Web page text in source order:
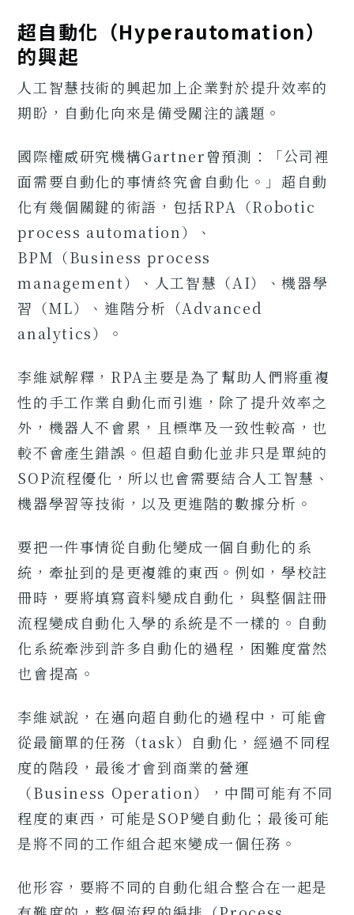
超自動化（Hyperautomation）
的興起
人工智慧技術的興起加上企業對於提升效率的
期盼，自動化向來是備受關注的議題。
國際權威研究機構Gartner曾預測：「公司裡
面需要自動化的事情終究會自動化。」超自動
化有幾個關鍵的術語，包括RPA（Robotic
process automation）、
BPM（Business process
management）、人工智慧（AI）、機器學
習（ML）、進階分析（Advanced
analytics）。
李維斌解釋，RPA主要是為了幫助人們將重複
性的手工作業自動化而引進，除了提升效率之
外，機器人不會累，且標準及一致性較高，也
較不會產生錯誤。但超自動化並非只是單純的
SOP流程優化，所以也會需要結合人工智慧、
機器學習等技術，以及更進階的數據分析。
要把一件事情從自動化變成一個自動化的系
統，牽扯到的是更複雜的東西。例如，學校註
冊時，要將填寫資料變成自動化，與整個註冊
流程變成自動化入學的系統是不一樣的。自動
化系統牽涉到許多自動化的過程，困難度當然
也會提高。
李維斌說，在邁向超自動化的過程中，可能會
從最簡單的任務（task）自動化，經過不同程
度的階段，最後才會到商業的營運
（Business Operation），中間可能有不同
程度的東西，可能是SOP變自動化；最後可能
是將不同的工作組合起來變成一個任務。
他形容，要將不同的自動化組合整合在一起是